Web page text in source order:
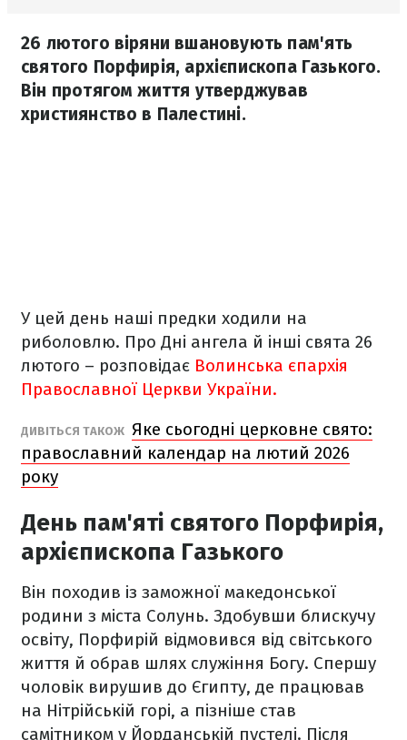
26 лютого віряни вшановують пам'ять
святого Порфирія, архієпископа Газького.
Він протягом життя утверджував
християнство в Палестині.
У цей день наші предки ходили на
риболовлю. Про Дні ангела й інші свята 26
лютого – розповідає Волинська єпархія
Православної Церкви України.
ДИВІТЬСЯ ТАКОЖ Яке сьогодні церковне свято:
православний календар на лютий 2026
року
День пам'яті святого Порфирія,
архієпископа Газького
Він походив із заможної македонської
родини з міста Солунь. Здобувши блискучу
освіту, Порфирій відмовився від світського
життя й обрав шлях служіння Богу. Спершу
чоловік вирушив до Єгипту, де працював
на Нітрійській горі, а пізніше став
самітником у Йорданській пустелі. Після